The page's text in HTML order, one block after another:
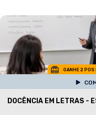
GANHE 2 POS
DOCÊNCIA EM LETRAS -